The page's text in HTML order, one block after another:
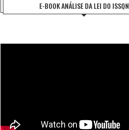
E-BOOK ANÁLISE DA LEI DO ISSQN